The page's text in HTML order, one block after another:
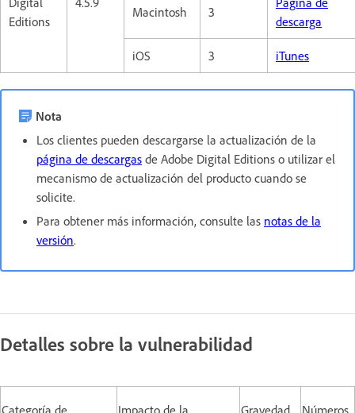
Editions
Macintosh 3
descarga
iOS 3 iTunes
Nota
Los clientes pueden descargarse la actualización de la
página de descargas de Adobe Digital Editions o utilizar el
mecanismo de actualización del producto cuando se
solicite.
Para obtener más información, consulte las notas de la
versión.
Detalles sobre la vulnerabilidad
Categoría de
Impacto de la
Gravedad
Números